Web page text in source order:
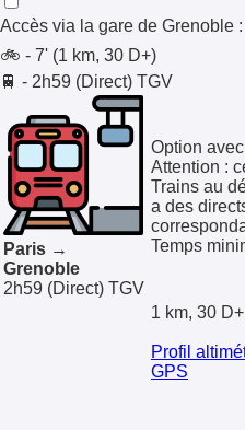
Accès via la gare de Grenoble :
🚲 - 7' (1 km, 30 D+)
🚆 - 2h59 (Direct) TGV
Paris →
Grenoble
2h59 (Direct) TGV
Option
Attention :
Trains au
a des
Temps
1 km, 30
Profil
GPS